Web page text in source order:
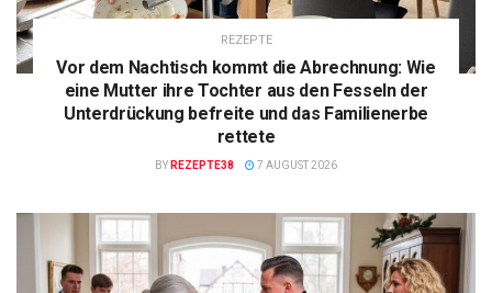
REZEPTE
Vor dem Nachtisch kommt die Abrechnung: Wie
eine Mutter ihre Tochter aus den Fesseln der
Unterdrückung befreite und das Familienerbe
rettete
BY REZEPTE38 7 AUGUST 2026